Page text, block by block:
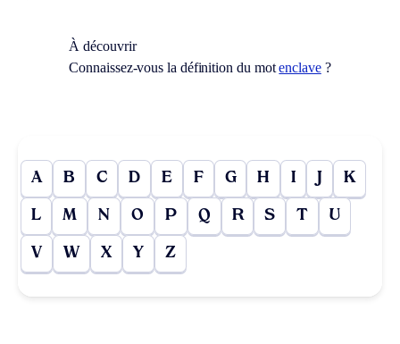
À découvrir
Connaissez-vous la définition du motenclave?
A B C D E F G H I J K
L M N O P Q R S T U
V W X Y Z